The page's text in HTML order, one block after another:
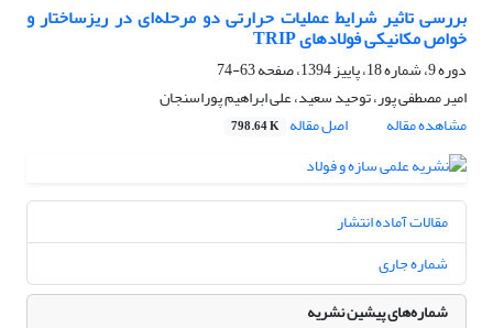
بررسی تاثیر شرایط عملیات حرارتی دو مرحله‌ای در ریزساختار و
خواص مکانیکی فولادهای TRIP
دوره 9، شماره 18، پاییز 1394، صفحه
63-74
امیر مصطفی پور، توحید سعید، علی ابراهیم پوراسنجان
مشاهده مقاله
اصل مقاله 798.64 K
مقالات آماده انتشار
شماره جاری
شماره‌های پیشین نشریه